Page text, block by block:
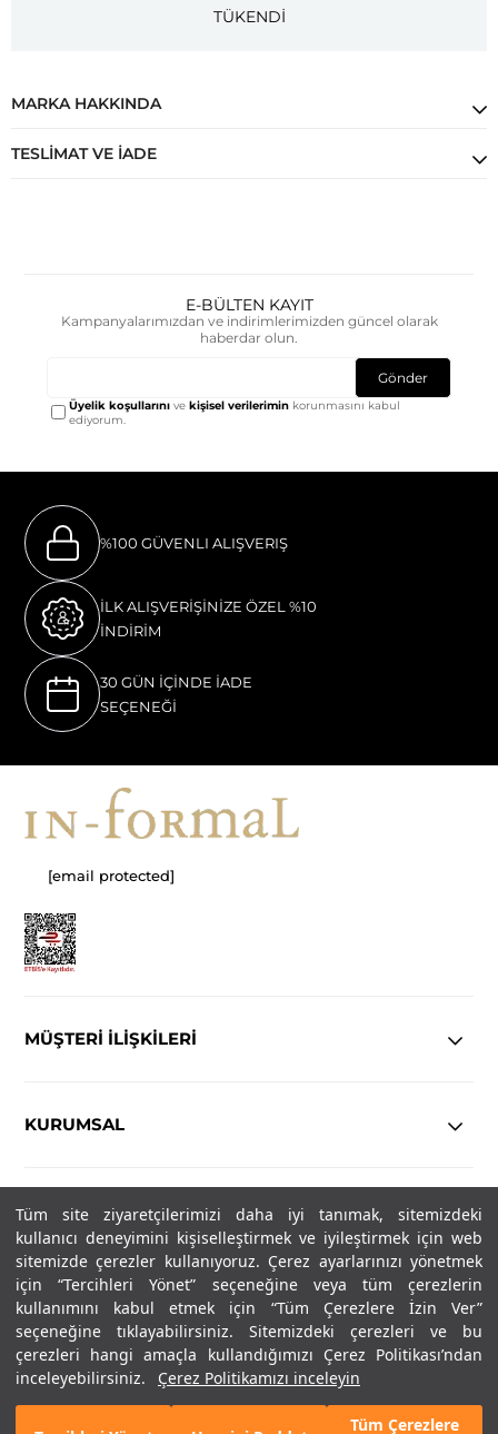
Tüm site ziyaretçilerimizi daha iyi tanımak, sitemizdeki
kullanıcı deneyimini kişiselleştirmek ve iyileştirmek için web
sitemizde çerezler kullanıyoruz. Çerez ayarlarınızı yönetmek
için “Tercihleri Yönet” seçeneğine veya tüm çerezlerin
kullanımını kabul etmek için “Tüm Çerezlere İzin Ver”
seçeneğine tıklayabilirsiniz. Sitemizdeki çerezleri ve bu
çerezleri hangi amaçla kullandığımızı Çerez Politikası’ndan
inceleyebilirsiniz.
Çerez Politikamızı inceleyin
Tüm Çerezlere
TÜKENDİ
MARKA HAKKINDA
TESLIMAT VE İADE
E-BÜLTEN KAYIT
Kampanyalarımızdan ve indirimlerimizden güncel olarak
haberdar olun.
Gönder
Üyelik koşullarını vekişisel verilerimin korunmasını kabul
ediyorum.
%100 GÜVENLI ALIŞVERIŞ
İLK ALIŞVERİŞİNİZE ÖZEL %10
İNDİRİM
30 GÜN İÇİNDE İADE
SEÇENEĞİ
[email protected]
MÜŞTERİ İLİŞKİLERİ
KURUMSAL
YASAL
Copyright© 2025 IN-FORMAL Tüm hakları saklıdır.
SOSYAL MEDYA